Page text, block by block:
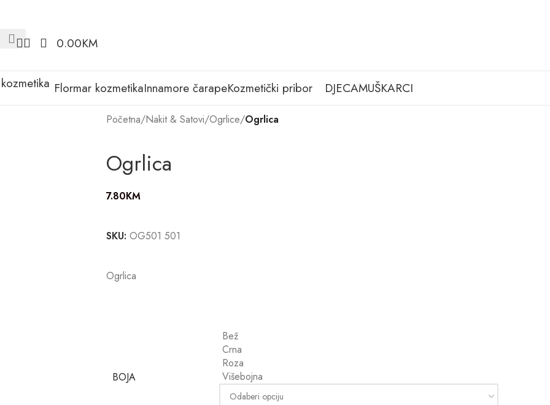
0.00KM
Flormar kozmetikaInnamore čarapeKozmetički pribor DJECAMUŠKARCI
Početna/Nakit & Satovi/Ogrlice/Ogrlica
Ogrlica
7.80KM
SKU: OG501 501
Ogrlica
BOJA
Bež
Crna
Roza
Višebojna